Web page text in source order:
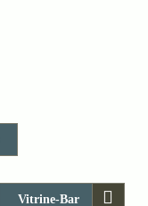
Vitrine-Bar